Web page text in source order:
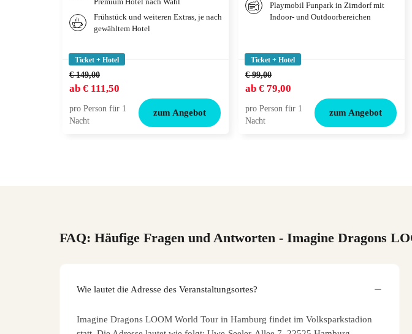
Frühstück und weiteren Extras, je nach
gewähltem Hotel
Ticket + Hotel
€ 149,00
ab € 111,50
pro Person für 1
Nacht
zum Angebot
Playmobil Funpark in Zirndorf mit
Indoor- und Outdoorbereichen
Ticket + Hotel
€ 99,00
ab € 79,00
pro Person für 1
Nacht
zum Angebot
FAQ: Häufige Fragen und Antworten - Imagine Dragons
Wie lautet die Adresse des Veranstaltungsortes?
Imagine Dragons LOOM World Tour in Hamburg findet im Volksparkstadion